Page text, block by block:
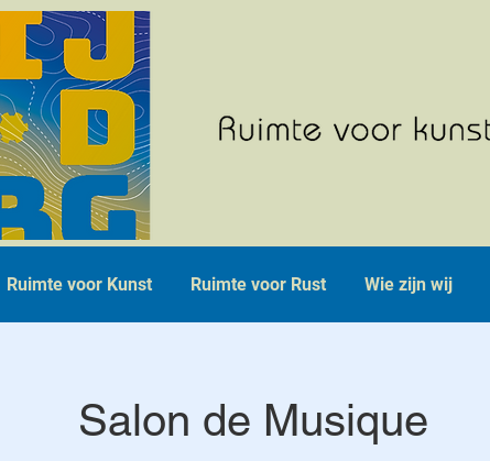
Ruimte voor Kunst Ruimte voor Rust Wie zijn wij
Salon de Musique